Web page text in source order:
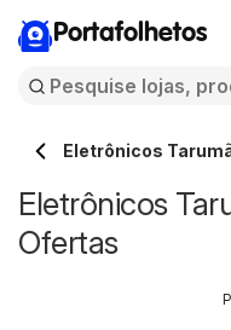
Portafolhetos
Eletrônicos
Eletrônicos
Ofertas